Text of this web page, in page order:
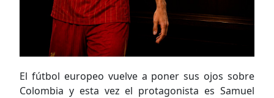
El fútbol europeo vuelve a poner sus ojos sobre
Colombia y esta vez el protagonista es Samuel